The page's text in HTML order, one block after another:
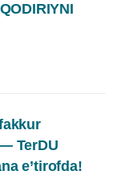
TerDU
e’tirofda!